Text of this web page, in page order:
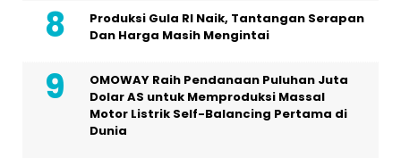
Produksi Gula RI Naik, Tantangan Serapan
Dan Harga Masih Mengintai
OMOWAY Raih Pendanaan Puluhan Juta
Dolar AS untuk Memproduksi Massal
Motor Listrik Self-Balancing Pertama di
Dunia